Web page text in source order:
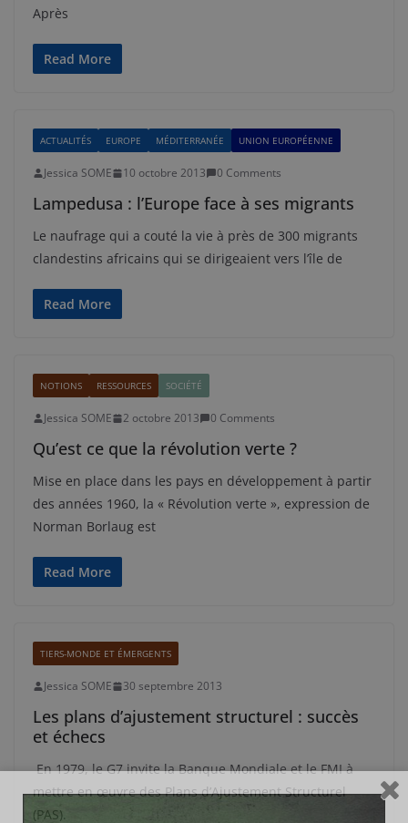
Après
Read More
ACTUALITÉS EUROPE MÉDITERRANÉE UNION EUROPÉENNE
Jessica SOME 10 octobre 2013 0 Comments
Lampedusa : l’Europe face à ses migrants
Le naufrage qui a couté la vie à près de 300 migrants
clandestins africains qui se dirigeaient vers l’île de
Read More
NOTIONS RESSOURCES SOCIÉTÉ
Jessica SOME 2 octobre 2013 0 Comments
Qu’est ce que la révolution verte ?
Mise en place dans les pays en développement à partir
des années 1960, la « Révolution verte », expression de
Norman Borlaug est
Read More
TIERS-MONDE ET ÉMERGENTS
Jessica SOME 30 septembre 2013
Les plans d’ajustement structurel : succès
et échecs
En 1979, le G7 invite la Banque Mondiale et le FMI à
mettre en œuvre des Plans d’Ajustement Structurel
(PAS).